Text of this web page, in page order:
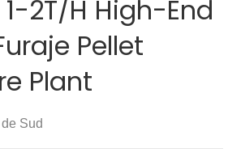
2T/H High-End
Pellet
Plant
Sud